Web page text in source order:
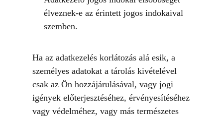
élveznek-e az érintett jogos indokaival
szemben.
Ha az adatkezelés korlátozás alá esik, a
személyes adatokat a tárolás kivételével
csak az Ön hozzájárulásával, vagy jogi
igények előterjesztéséhez, érvényesítéséhez
vagy védelméhez, vagy más természetes